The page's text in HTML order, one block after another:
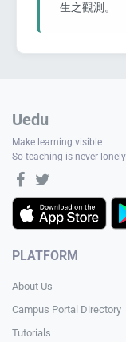
生之觀測。
Uedu
Make learning visible
So teaching is never lonely
PLATFORM
About Us
Campus Portal Directory
Tutorials